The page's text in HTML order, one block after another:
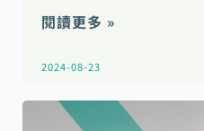
閱讀更多 »
2024-08-23